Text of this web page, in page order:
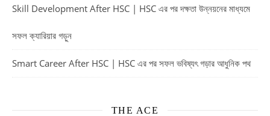
Skill Development After HSC | HSC এর পর দক্ষতা উন্নয়নের মাধ্যমে
সফল ক্যারিয়ার গড়ুন
Smart Career After HSC | HSC এর পর সফল ভবিষ্যৎ গড়ার আধুনিক পথ
THE ACE